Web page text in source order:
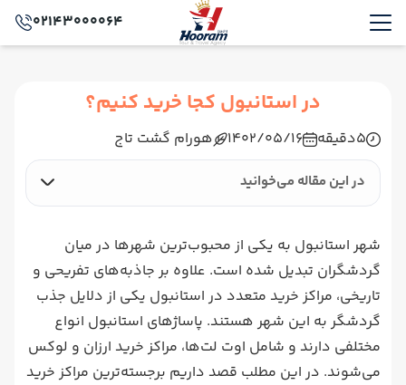
02143000064
در استانبول کجا خرید کنیم؟
5دقیقه 1402/05/16 هورام گشت تاج
در این مقاله می‌خوانید
شهر استانبول به یکی از محبوب‌‌ترین شهرها در میان
گردشگران تبدیل شده است. علاوه بر جاذبه‌های تفریحی و
تاریخی، مراکز خرید متعدد در استانبول یکی از دلایل جذب
گردشگر به این شهر هستند. پاساژهای استانبول انواع
مختلفی دارند و شامل اوت لت‌ها، مراکز خرید ارزان و لوکس
می‌شوند. در این مطلب قصد داریم برجسته‌‌ترین مراکز خرید